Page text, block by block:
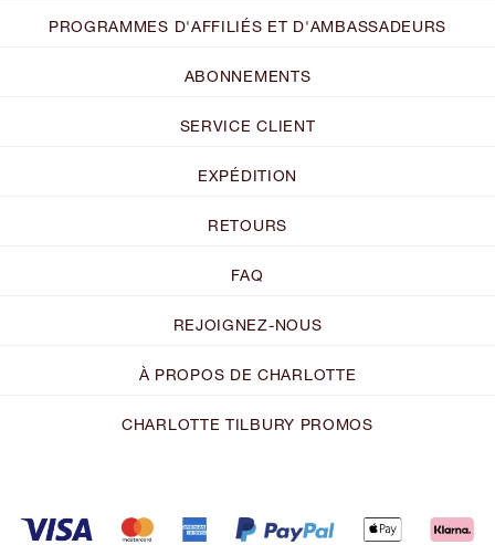
PROGRAMMES D'AFFILIÉS ET D'AMBASSADEURS
ABONNEMENTS
SERVICE CLIENT
EXPÉDITION
RETOURS
FAQ
REJOIGNEZ-NOUS
À PROPOS DE CHARLOTTE
CHARLOTTE TILBURY PROMOS